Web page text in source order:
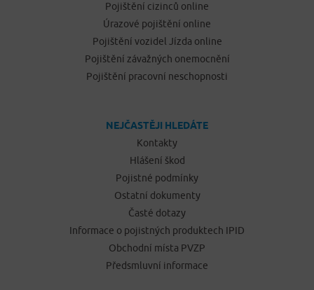
Pojištění cizinců online
Úrazové pojištění online
Pojištění vozidel Jízda online
Pojištění závažných onemocnění
Pojištění pracovní neschopnosti
NEJČASTĚJI HLEDÁTE
Kontakty
Hlášení škod
Pojistné podmínky
Ostatní dokumenty
Časté dotazy
Informace o pojistných produktech IPID
Obchodní místa PVZP
Předsmluvní informace